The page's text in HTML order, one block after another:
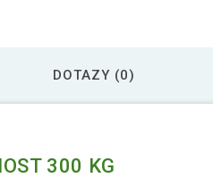
DOTAZY (0)
300 KG